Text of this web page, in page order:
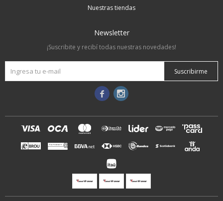
Nuestras tiendas
Newsletter
¡Suscribite y recibí todas nuestras novedades!
Suscribirme
 